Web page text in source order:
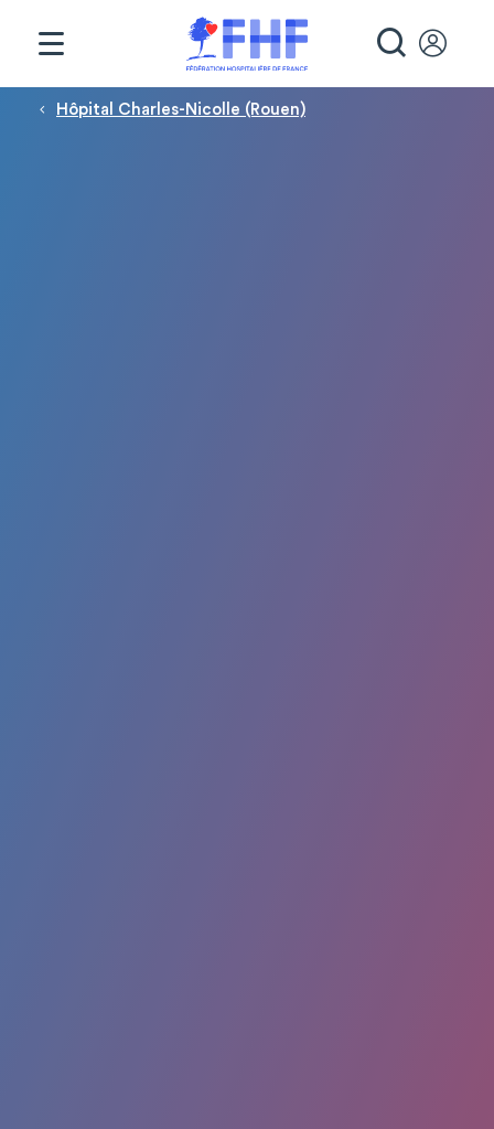
Fil d'Ariane
Hôpital Charles-Nicolle (Rouen)
Panneau de gestion des cookies